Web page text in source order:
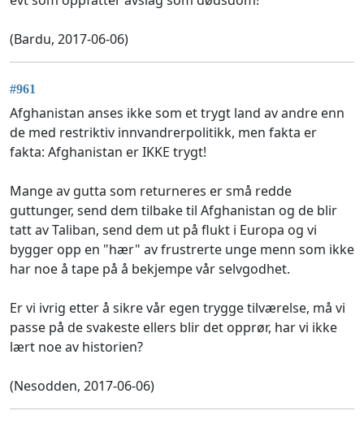
(Bardu, 2017-06-06)
#961
Afghanistan anses ikke som et trygt land av andre enn
de med restriktiv innvandrerpolitikk, men fakta er
fakta: Afghanistan er IKKE trygt!
Mange av gutta som returneres er små redde
guttunger, send dem tilbake til Afghanistan og de blir
tatt av Taliban, send dem ut på flukt i Europa og vi
bygger opp en "hær" av frustrerte unge menn som ikke
har noe å tape på å bekjempe vår selvgodhet.
Er vi ivrig etter å sikre vår egen trygge tilværelse, må vi
passe på de svakeste ellers blir det opprør, har vi ikke
lært noe av historien?
(Nesodden, 2017-06-06)